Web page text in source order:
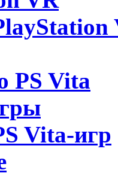
PS Vita
Vita-игр